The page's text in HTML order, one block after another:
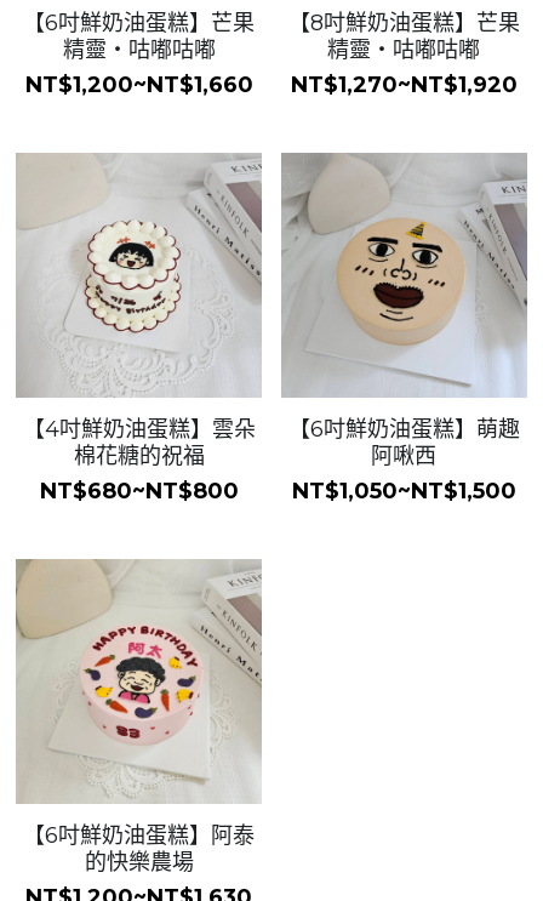
【6吋鮮奶油蛋糕】芒果
精靈・咕嘟咕嘟
NT$1,200~NT$1,660
【8吋鮮奶油蛋糕】芒果
精靈・咕嘟咕嘟
NT$1,270~NT$1,920
【4吋鮮奶油蛋糕】雲朵
棉花糖的祝福
NT$680~NT$800
【6吋鮮奶油蛋糕】萌趣
阿啾西
NT$1,050~NT$1,500
【6吋鮮奶油蛋糕】阿泰
的快樂農場